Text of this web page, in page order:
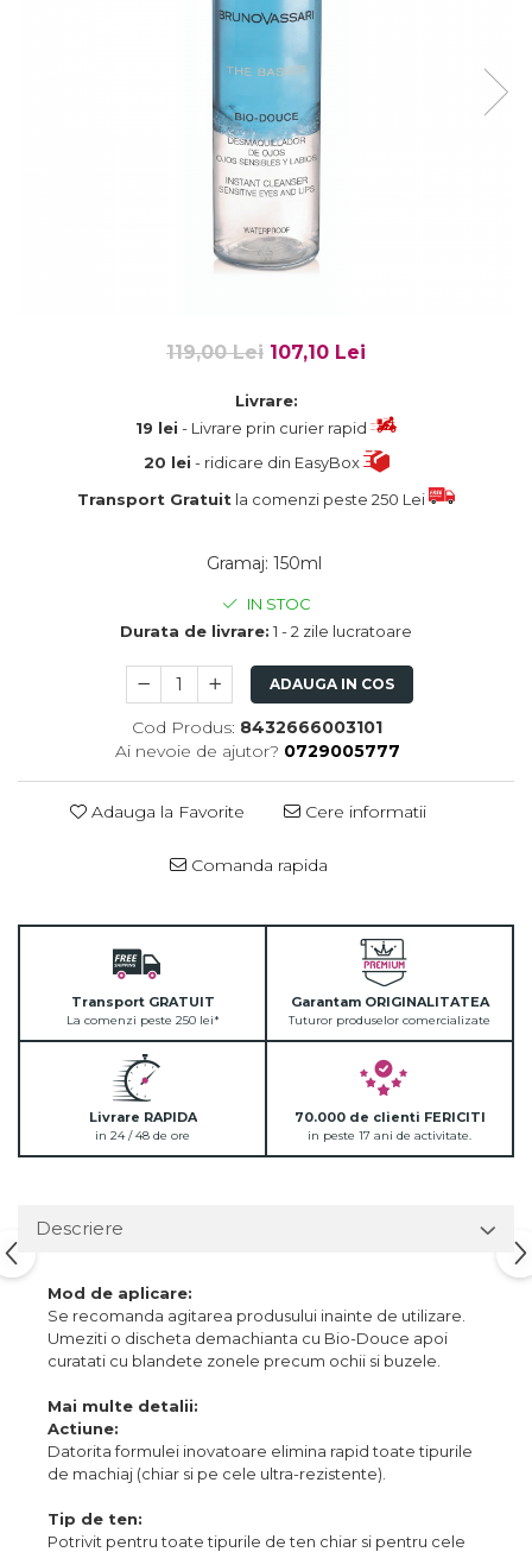
PALETE PROFESIONALE
119,00 Lei 107,10 Lei
Livrare:
19 lei - Livrare prin curier rapid
20 lei - ridicare din EasyBox
Transport Gratuit la comenzi peste 250 Lei
Gramaj: 150ml
IN STOC
Durata de livrare: 1 - 2 zile lucratoare
ADAUGA IN COS
Cod Produs: 8432666003101
Ai nevoie de ajutor? 0729005777
Adauga la Favorite Cere informatii
Comanda rapida
Transport GRATUIT
La comenzi peste 250 lei*
Garantam ORIGINALITATEA
Tuturor produselor comercializate
Livrare RAPIDA
in 24 / 48 de ore
70.000 de clienti FERICITI
in peste 17 ani de activitate.
Descriere
Mod de aplicare:
Se recomanda agitarea produsului inainte de utilizare.
Umeziti o discheta demachianta cu Bio-Douce apoi
curatati cu blandete zonele precum ochii si buzele.
Mai multe detalii:
Actiune:
Datorita formulei inovatoare elimina rapid toate tipurile
de machiaj (chiar si pe cele ultra-rezistente).
Tip de ten:
Potrivit pentru toate tipurile de ten chiar si pentru cele